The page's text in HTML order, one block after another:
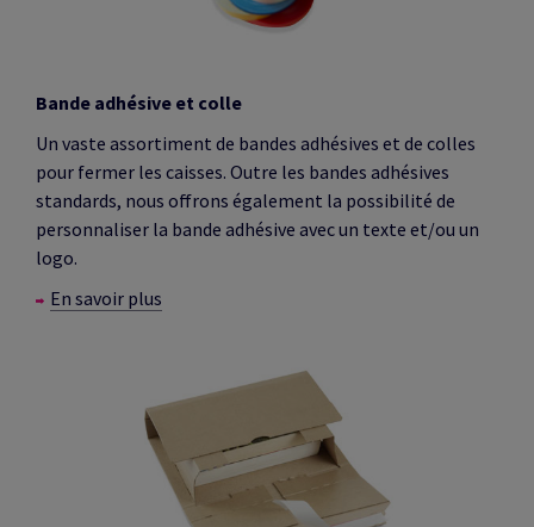
Bande adhésive et colle
Un vaste assortiment de bandes adhésives et de colles
pour fermer les caisses. Outre les bandes adhésives
standards, nous offrons également la possibilité de
personnaliser la bande adhésive avec un texte et/ou un
logo.
En savoir plus